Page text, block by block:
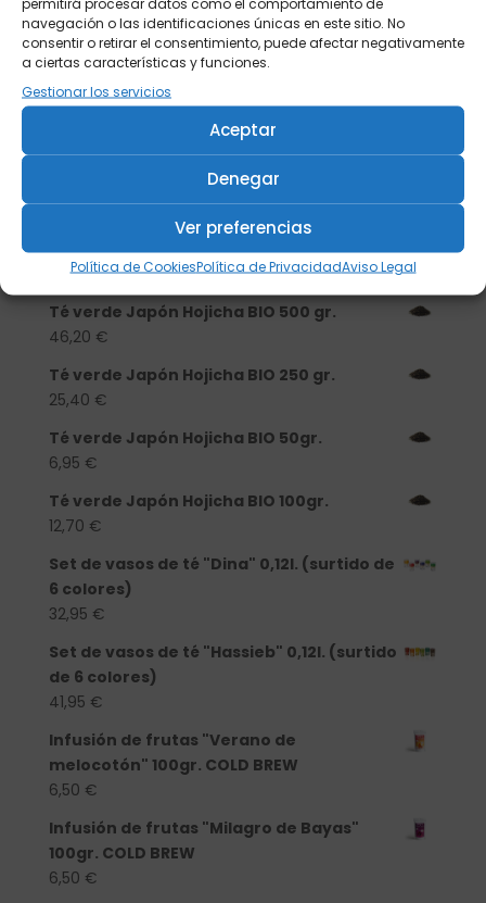
navegación o las identificaciones únicas en este sitio. No
consentir o retirar el consentimiento, puede afectar negativamente
a ciertas características y funciones.
Gestionar los servicios
Aceptar
Denegar
Ver preferencias
Política de CookiesPolítica de PrivacidadAviso Legal
Tisanera "Christmas Cats" 0,25l.
porcelana
13,90€
Té verde Japón Hojicha BIO 500 gr.
46,20 €
Té verde Japón Hojicha BIO 250 gr.
25,40 €
Té verde Japón Hojicha BIO 50gr.
6,95 €
Té verde Japón Hojicha BIO 100gr.
12,70 €
Set de vasos de té "Dina" 0,12l. (surtido de
6 colores)
32,95 €
Set de vasos de té "Hassieb" 0,12l. (surtido
de 6 colores)
41,95 €
Infusión de frutas "Verano de
melocotón" 100gr. COLD BREW
6,50 €
Infusión de frutas "Milagro de Bayas"
100gr. COLD BREW
6,50 €